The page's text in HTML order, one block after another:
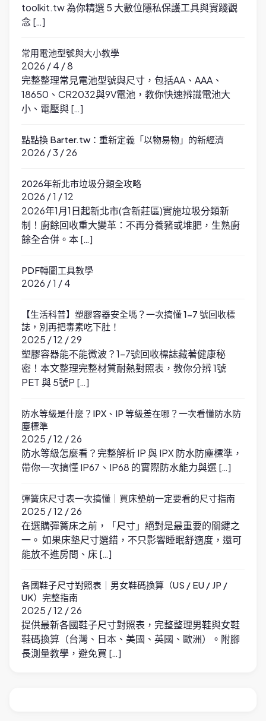
toolkit.tw 為你精選 5 大數位隱私保護工具與實踐觀
念 […]
常用電池型號與大小教學
2026 / 4 / 8
完整整理常見電池型號與尺寸，包括AA、AAA、
18650、CR2032與9V電池，教你快速辨識電池大
小、電壓與 […]
點點換 Barter.tw：重新定義「以物易物」的新經濟
2026 / 3 / 26
2026年新北市垃圾分類全攻略
2026 / 1 / 12
2026年1月1日起新北市(含新莊區)實施垃圾分類新
制！廚餘回收重大變革：不再分養豬或堆肥，生熟廚
餘全合併。本 […]
PDF轉圖工具教學
2026 / 1 / 4
【生活科普】塑膠容器安全嗎？一次搞懂 1-7 號回收標
誌，別再把毒素吃下肚！
2025 / 12 / 29
塑膠容器能不能微波？1-7號回收標誌藏著健康秘
密！本文整理完整材質耐熱對照表，教你分辨 1號
PET 與 5號P […]
防水等級是什麼？IPX、IP 等級差在哪？一次看懂防水防
塵標準
2025 / 12 / 26
防水等級怎麼看？完整解析 IP 與 IPX 防水防塵標準，
帶你一次搞懂 IP67、IP68 的實際防水能力與選 […]
彈簧床尺寸表一次搞懂｜買床墊前一定要看的尺寸指南
2025 / 12 / 26
在選購彈簧床之前，「尺寸」絕對是最重要的關鍵之
一。 如果床墊尺寸選錯，不只影響睡眠舒適度，還可
能放不進房間、床 […]
各國鞋子尺寸對照表｜男女鞋碼換算（US / EU / JP /
UK）完整指南
2025 / 12 / 26
提供最新各國鞋子尺寸對照表，完整整理男鞋與女鞋
鞋碼換算（台灣、日本、美國、英國、歐洲）。附腳
長測量教學，避免買 […]